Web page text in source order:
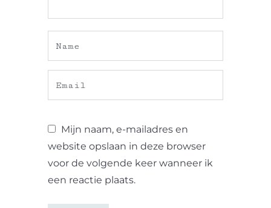
Mijn naam, e-mailadres en
website opslaan in deze browser
voor de volgende keer wanneer ik
een reactie plaats.